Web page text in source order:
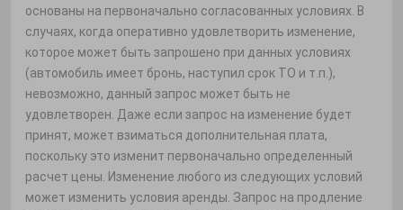
основаны на первоначально согласованных условиях. В
случаях, когда оперативно удовлетворить изменение,
которое может быть запрошено при данных условиях
(автомобиль имеет бронь, наступил срок ТО и т.п.),
невозможно, данный запрос может быть не
удовлетворен. Даже если запрос на изменение будет
принят, может взиматься дополнительная плата,
поскольку это изменит первоначально определенный
расчет цены. Изменение любого из следующих условий
может изменить условия аренды. Запрос на продление